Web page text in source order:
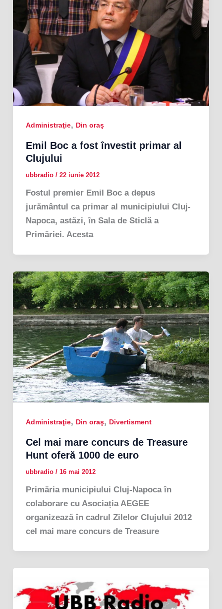
Administraţie, Din oraş
Emil Boc a fost învestit primar al
Clujului
ubbradio / 22 iunie 2012
Fostul premier Emil Boc a depus
jurământul ca primar al municipiului Cluj-
Napoca, astăzi, în Sala de Sticlă a
Primăriei. Acesta
Administraţie, Din oraş, Divertisment
Cel mai mare concurs de Treasure
Hunt oferă 1000 de euro
ubbradio / 16 mai 2012
Primăria municipiului Cluj-Napoca în
colaborare cu Asociația AEGEE
organizează în cadrul Zilelor Clujului 2012
cel mai mare concurs de Treasure